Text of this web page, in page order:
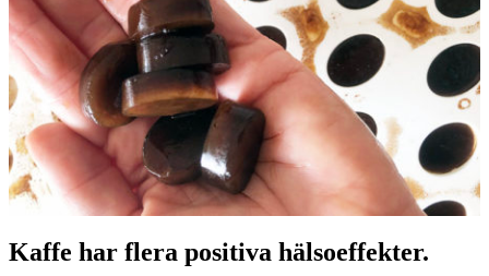
Kaffe har flera positiva hälsoeffekter.